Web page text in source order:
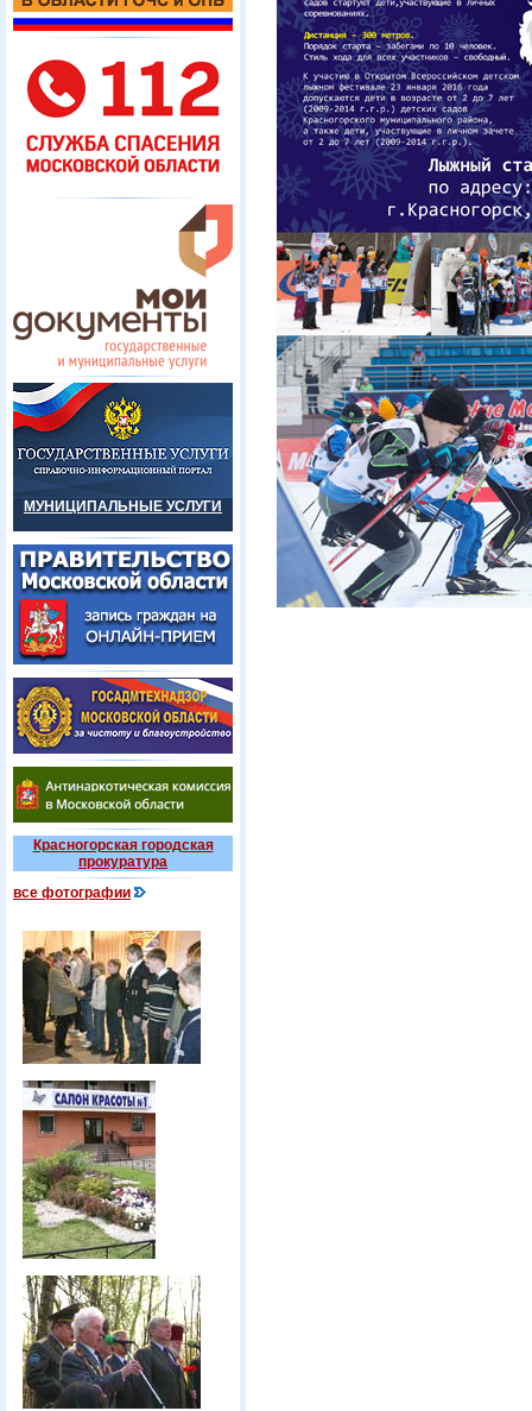
МУНИЦИПАЛЬНЫЕ УСЛУГИ
Красногорская городская
прокуратура
все фотографии